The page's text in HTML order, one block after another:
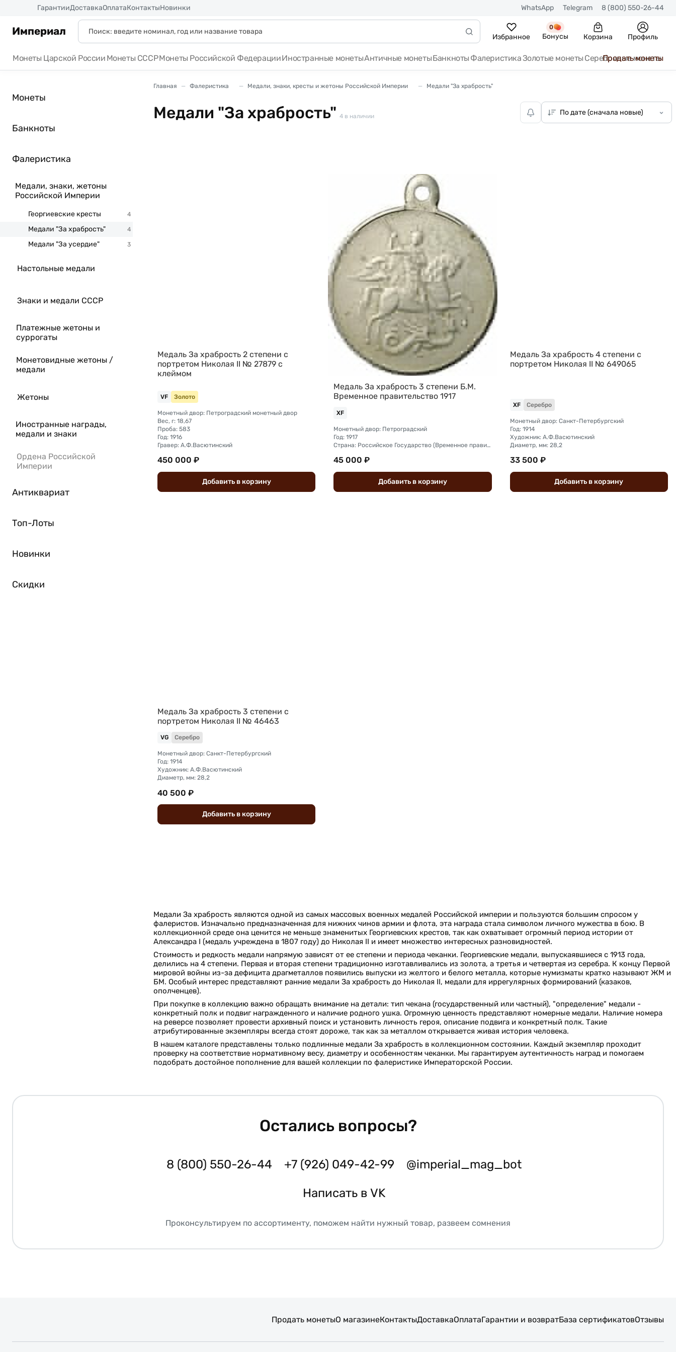
ГарантииДоставкаОплатаКонтактыНовинки WhatsApp Telegram 8 (800) 550-26-44
Империал Избранное
0
Бонусы Корзина Профиль
Монеты Царской России Монеты СССРМонеты Российской ФедерацииИностранные монетыАнтичные монетыБанкноты ФалеристикаЗолотые монеты Серебряные монеты
Продать монеты
Монеты
Банкноты
Фалеристика
Медали, знаки, жетоны
Российской Империи
Георгиевские кресты
Медали "За храбрость"
Медали "За усердие"
Настольные медали
Знаки и медали СССР
Платежные жетоны и
суррогаты
Монетовидные жетоны /
медали
Жетоны
Иностранные награды,
медали и знаки
Ордена Российской
Империи
Антиквариат
Топ-Лоты
Новинки
Скидки
Главная Фалеристика Медали, знаки, кресты и жетоны Российской Империи Медали "За храбрость"
Медали "За храбрость" 4 в наличии
Медаль За храбрость 2 степени с
портретом Николая II № 27879 с
клеймом
VF Золото
Монетный двор: Петроградский монетный двор
Вес, г: 18,67
Проба: 583
Год: 1916
Гравер: А.Ф.Васютинский
450 000 ₽
Добавить вкорзину
Медаль За храбрость 3 степени Б.М.
Временное правительство 1917
XF
Монетный двор: Петроградский
Год: 1917
Страна: Российское Государство (Временное правительство)
45 000 ₽
Добавить вкорзину
Медаль За храбрость 4 степени с
портретом Николая II № 649065
XF Серебро
Монетный двор: Санкт-Петербургский
Год: 1914
Художник: А.Ф.Васютинский
Диаметр, мм: 28,2
33 500 ₽
Добавить в корзину
Медаль За храбрость 3 степени с
портретом Николая II № 46463
VG Серебро
Монетный двор: Санкт-Петербургский
Год: 1914
Художник: А.Ф.Васютинский
Диаметр, мм: 28,2
40 500 ₽
Добавить вкорзину
Медали За храбрость являются одной из самых массовых военных медалей Российской империи и пользуются большим спросом у
фалеристов. Изначально предназначенная для нижних чинов армии и флота, эта награда стала символом личного мужества в бою. В
коллекционной среде она ценится не меньше знаменитых Георгиевских крестов, так как охватывает огромный период истории от
Александра I (медаль учреждена в 1807 году) до Николая II и имеет множество интересных разновидностей.
Стоимость и редкость медали напрямую зависят от ее степени и периода чеканки. Георгиевские медали, выпускаявшиеся с 1913 года,
делились на 4 степени. Первая и вторая степени традиционно изготавливались из золота, а третья и четвертая из серебра. К концу Первой
мировой войны из-за дефицита драгметаллов появились выпуски из желтого и белого металла, которые нумизматы кратко называют ЖМ и
БМ. Особый интерес представляют ранние медали За храбрость до Николая II, медали для иррегулярных формирований (казаков,
ополченцев).
При покупке в коллекцию важно обращать внимание на детали: тип чекана (государственный или частный), "определение" медали -
конкретный полк и подвиг награжденного и наличие родного ушка. Огромную ценность представляют номерные медали. Наличие номера
на реверсе позволяет провести архивный поиск и установить личность героя, описание подвига и конкретный полк. Такие
атрибутированные экземпляры всегда стоят дороже, так как за металлом открывается живая история человека.
В нашем каталоге представлены только подлинные медали За храбрость в коллекционном состоянии. Каждый экземпляр проходит
проверку на соответствие нормативному весу, диаметру и особенностям чеканки. Мы гарантируем аутентичность наград и помогаем
подобрать достойное пополнение для вашей коллекции по фалеристике Императорской России.
Остались вопросы?
8 (800) 550-26-44 +7 (926) 049-42-99 @imperial_mag_bot
Написать в VK
Проконсультируем по ассортименту, поможем найти нужный товар, развеем сомнения
Продать монетыО магазинеКонтактыДоставкаОплатаГарантии и возвратБаза сертификатовОтзывы